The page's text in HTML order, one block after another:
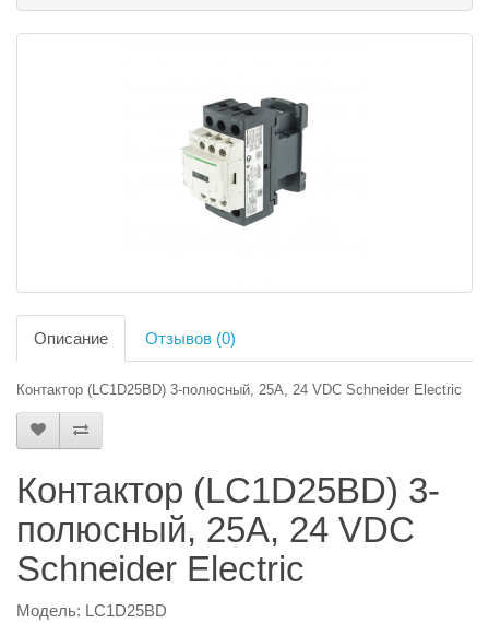
Описание Отзывов (0)
Контактор (LC1D25BD) 3-полюсный, 25А, 24 VDC Schneider Electric
Контактор (LC1D25BD) 3-
полюсный, 25А, 24 VDC
Schneider Electric
Модель: LC1D25BD